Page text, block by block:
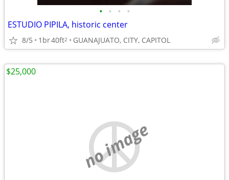
• • • •
ESTUDIO PIPILA, historic center
8/5 1br40ft2 GUANAJUATO, CITY, CAPITOL
no image
$25,000